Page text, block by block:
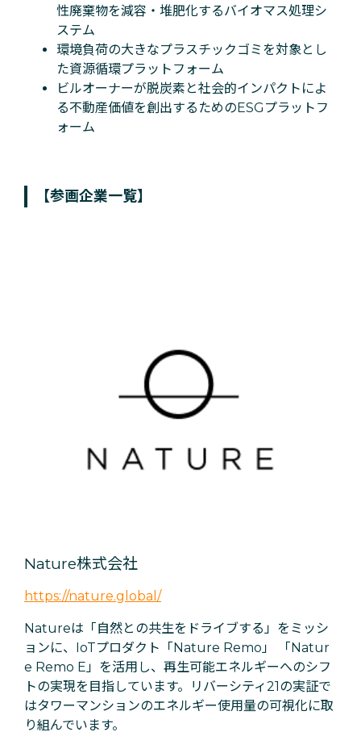
性廃棄物を減容・堆肥化するバイオマス処理シ
ステム
環境負荷の大きなプラスチックゴミを対象とし
た資源循環プラットフォーム
ビルオーナーが脱炭素と社会的インパクトによ
る不動産価値を創出するためのESGプラットフ
ォーム
【参画企業一覧】
Nature株式会社
https://nature.global/
Natureは「自然との共生をドライブする」をミッシ
ョンに、IoTプロダクト「Nature Remo」 「Natur
e Remo E」を活用し、再生可能エネルギーへのシフ
トの実現を目指しています。リバーシティ21の実証で
はタワーマンションのエネルギー使用量の可視化に取
り組んでいます。